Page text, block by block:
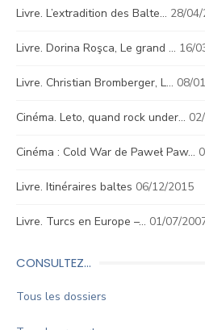
Livre. L’extradition des Balte… 28/
Livre. Dorina Roşca, Le grand … 16/
Livre. Christian Bromberger, L… 08/
Cinéma. Leto, quand rock under…
Cinéma : Cold War de Paweł Paw…
Livre. Itinéraires baltes 06/12/2015
Livre. Turcs en Europe –… 01/07/
CONSULTEZ…
Tous les dossiers